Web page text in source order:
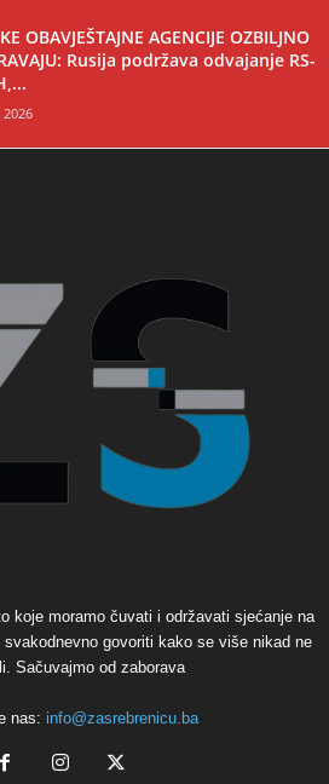
OBAVJEŠTAJNE AGENCIJE OZBILJNO
Rusija podržava odvajanje RS-
koje moramo čuvati i održavati sjećanje na
govoriti kako se više nikad ne
Sačuvajmo od zaborava
nas: info@zasrebrenicu.ba